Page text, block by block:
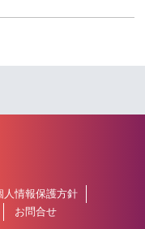
人情報保護方針
お問合せ